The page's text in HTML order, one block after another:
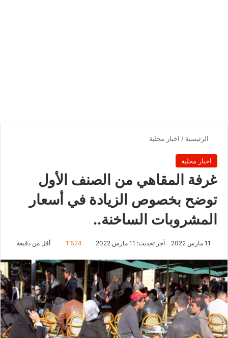
الرئيسية / اخبار محلية
اخبار محلية
غرفة المقاهي من الصنف الأول
توضح بخصوص الزيادة في أسعار
المشروبات الساخنة..
11 مارس 2022 آخر تحديث: 11 مارس 2022 1٬524 أقل من دقيقة